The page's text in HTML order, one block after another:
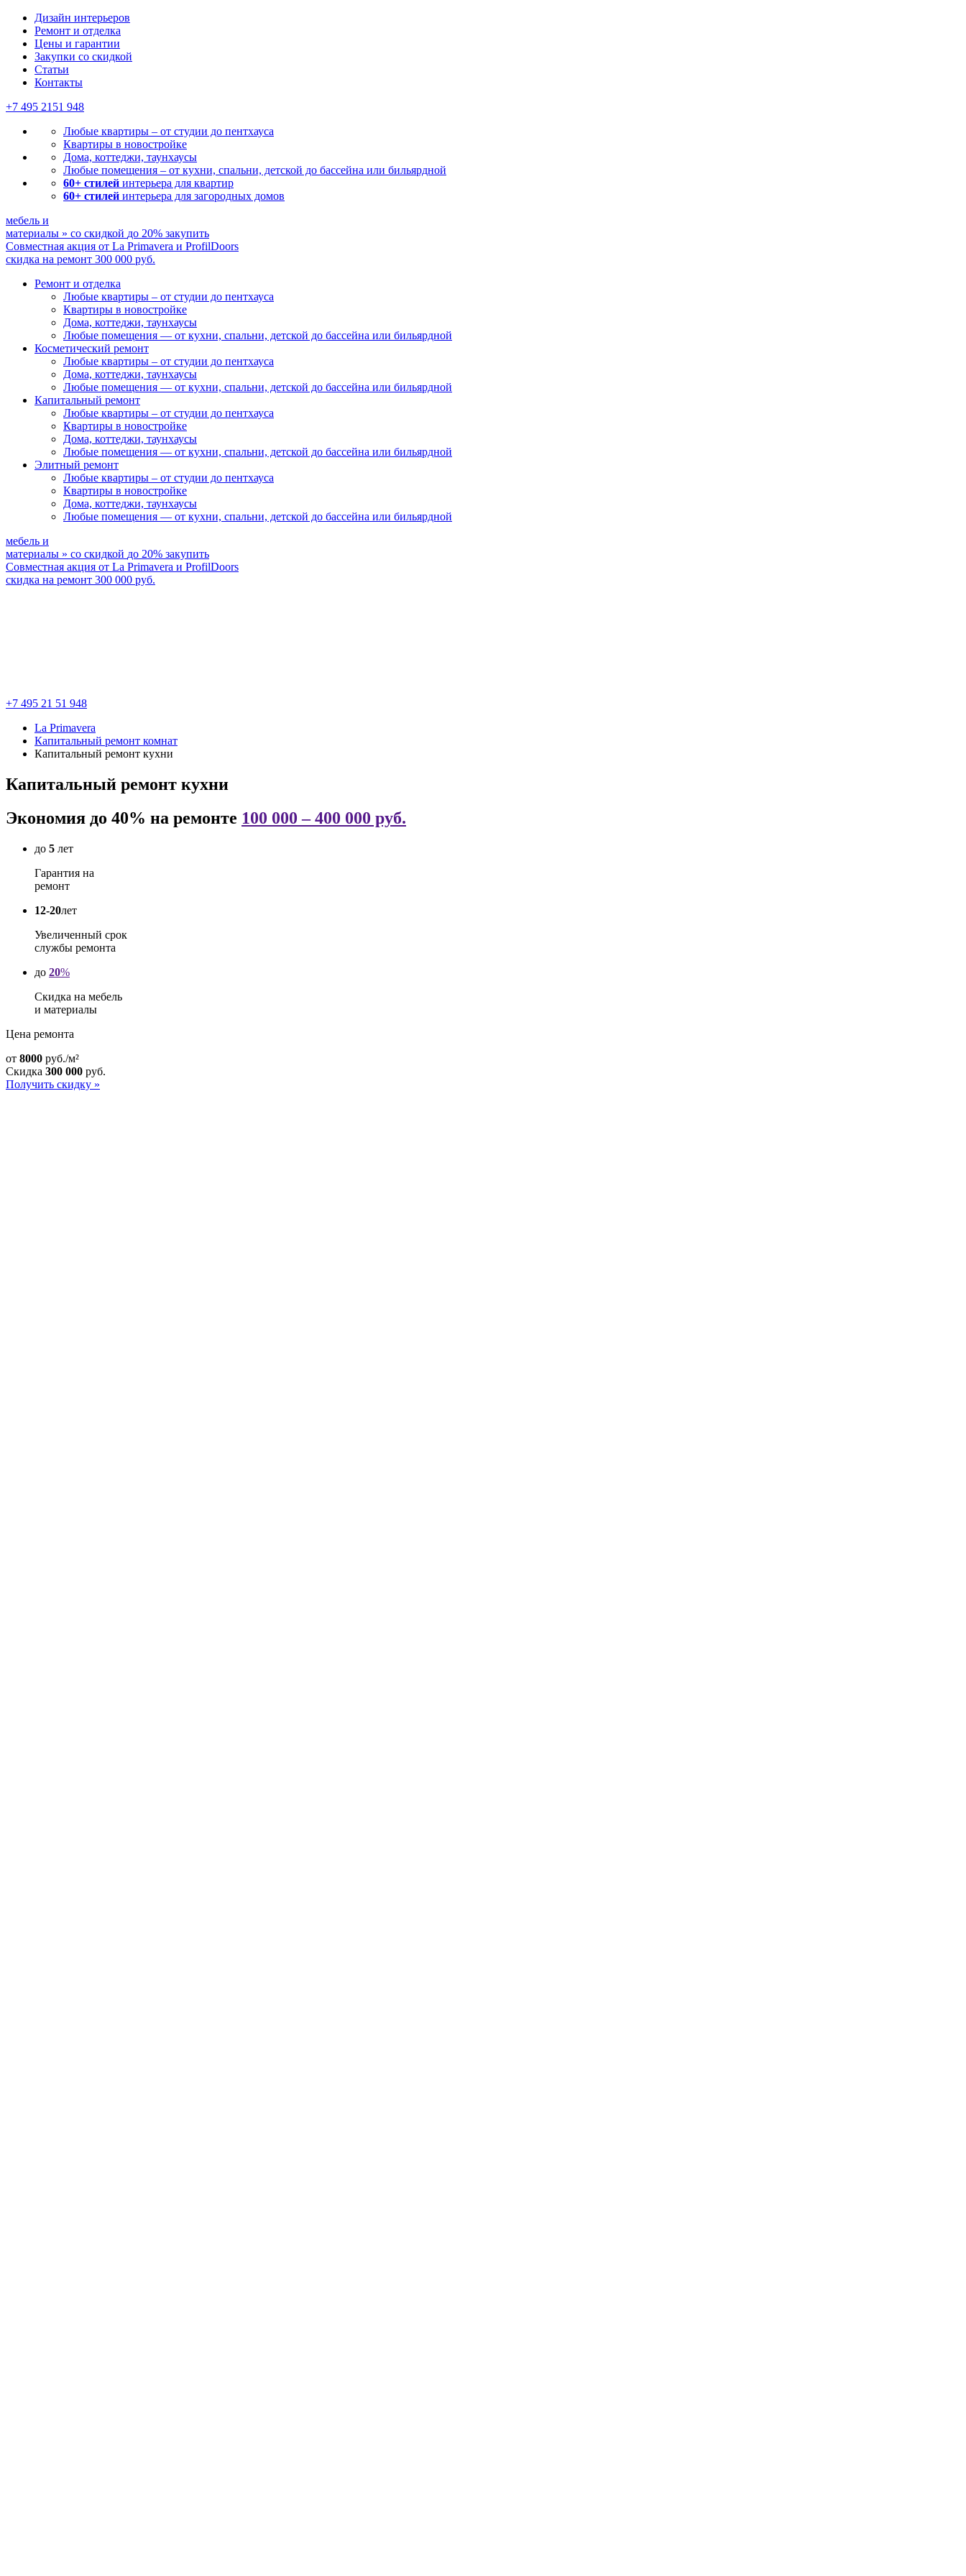
Дизайн интерьеров
Ремонт и отделка
Цены и гарантии
Закупки со скидкой
Статьи
Контакты
+7 495 2151 948
Любые квартиры – от студии до пентхауса
Квартиры в новостройке
Дома, коттеджи, таунхаусы
Любые помещения – от кухни, спальни, детской до бассейна или бильярдной
60+ стилей интерьера для квартир
60+ стилей интерьера для загородных домов
мебель и
материалы » со скидкой до 20% закупить
Совместная акция от La Primavera и ProfilDoors
скидка на ремонт 300 000 руб.
Ремонт и отделка
Любые квартиры – от студии до пентхауса
Квартиры в новостройке
Дома, коттеджи, таунхаусы
Любые помещения — от кухни, спальни, детской до бассейна или бильярдной
Косметический ремонт
Любые квартиры – от студии до пентхауса
Дома, коттеджи, таунхаусы
Любые помещения — от кухни, спальни, детской до бассейна или бильярдной
Капитальный ремонт
Любые квартиры – от студии до пентхауса
Квартиры в новостройке
Дома, коттеджи, таунхаусы
Любые помещения — от кухни, спальни, детской до бассейна или бильярдной
Элитный ремонт
Любые квартиры – от студии до пентхауса
Квартиры в новостройке
Дома, коттеджи, таунхаусы
Любые помещения — от кухни, спальни, детской до бассейна или бильярдной
мебель и
материалы » со скидкой до 20% закупить
Совместная акция от La Primavera и ProfilDoors
скидка на ремонт 300 000 руб.
+7 495 21 51 948
La Primavera
Капитальный ремонт комнат
Капитальный ремонт кухни
Капитальный ремонт кухни
Экономия до 40% на ремонте 100 000 – 400 000 руб.
до 5 лет
Гарантия на
ремонт
12-20лет
Увеличенный срок
службы ремонта
до 20%
Скидка на мебель
и материалы
Цена ремонта
от 8000 руб./м²
Скидка 300 000 руб.
Получить скидку »